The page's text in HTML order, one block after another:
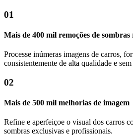
01
Mais de 400 mil remoções de sombras
Processe inúmeras imagens de carros,
consistentemente de alta qualidade e sem
02
Mais de 500 mil melhorias de imagem
Refine e aperfeiçoe o visual dos carros
sombras exclusivas e profissionais.